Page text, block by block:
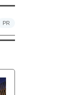
PR